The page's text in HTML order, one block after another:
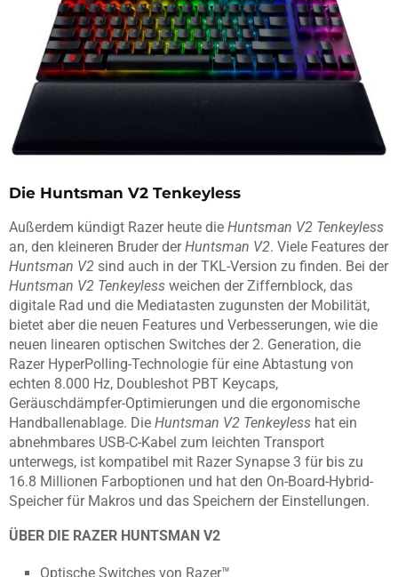
Die Huntsman V2 Tenkeyless
Außerdem kündigt Razer heute die Huntsman V2 Tenkeyless
an, den kleineren Bruder derHuntsman V2. Viele Features der
Huntsman V2 sind auch in der TKL-Version zu finden. Bei der
Huntsman V2 Tenkeyless weichen der Ziffernblock, das
digitale Rad und die Mediatasten zugunsten der Mobilität,
bietet aber die neuen Features und Verbesserungen, wie die
neuen linearen optischen Switches der 2. Generation, die
Razer HyperPolling-Technologie für eine Abtastung von
echten 8.000 Hz, Doubleshot PBT Keycaps,
Geräuschdämpfer-Optimierungen und die ergonomische
Handballenablage. Die Huntsman V2 Tenkeyless hat ein
abnehmbares USB-C-Kabel zum leichten Transport
unterwegs, ist kompatibel mit Razer Synapse 3 für bis zu
16.8 Millionen Farboptionen und hat den On-Board-Hybrid-
Speicher für Makros und das Speichern der Einstellungen.
ÜBER DIE RAZER HUNTSMAN V2
Optische Switches von Razer™